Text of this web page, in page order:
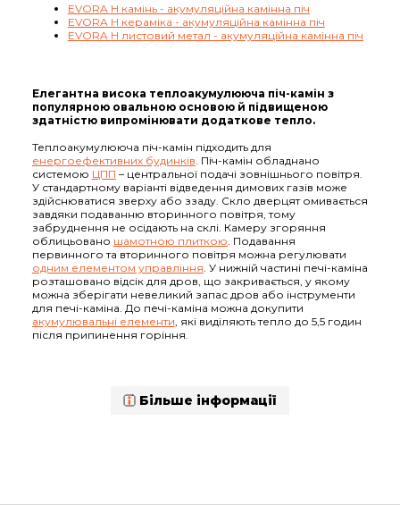
EVORA H камінь - акумуляційна камінна піч
EVORA H кераміка - акумуляційна камінна піч
EVORA H листовий метал - акумуляційна камінна піч
Елегантна висока теплоакумулююча піч-камін з
популярною овальною основою й підвищеною
здатністю випромінювати додаткове тепло.
Теплоакумулююча піч-камін підходить для
енергоефективних будинків . Піч-камін обладнано
системою ЦПП – центральної подачі зовнішнього повітря.
У стандартному варіанті відведення димових газів може
здійснюватися зверху або ззаду. Скло дверцят омивається
завдяки подаванню вторинного повітря, тому
забруднення не осідають на склі. Камеру згоряння
облицьовано шамотною плиткою . Подавання
первинного та вторинного повітря можна регулювати
одним елементом управління . У нижній частині печі-каміна
розташовано відсік для дров, що закривається, у якому
можна зберігати невеликий запас дров або інструменти
для печі-каміна. До печі-каміна можна докупити
акумулювальні елементи , які виділяють тепло до 5,5 годин
після припинення горіння.
Більше інформації